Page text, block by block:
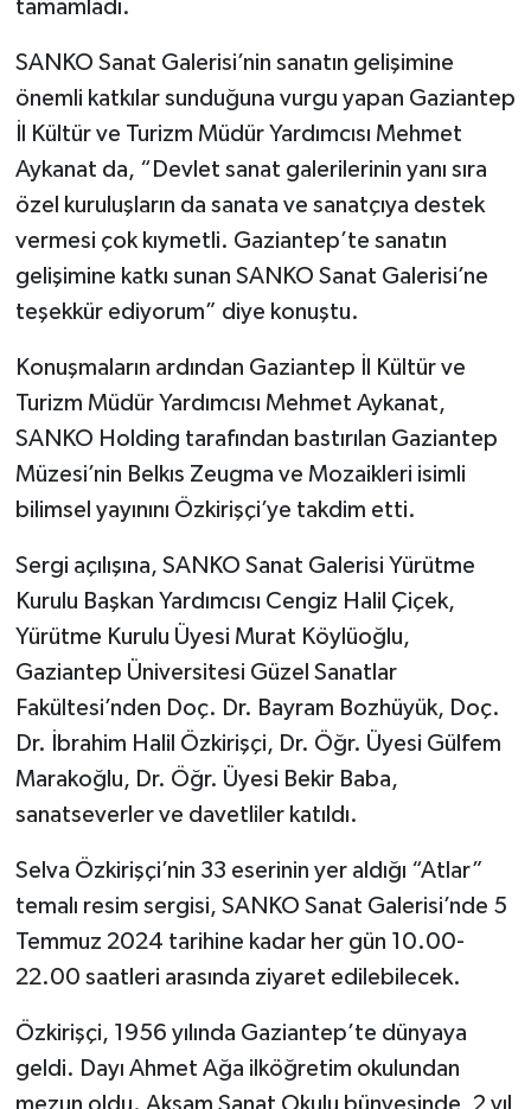
tamamladı.
SANKO Sanat Galerisi’nin sanatın gelişimine
önemli katkılar sunduğuna vurgu yapan Gaziantep
İl Kültür ve Turizm Müdür Yardımcısı Mehmet
Aykanat da, “Devlet sanat galerilerinin yanı sıra
özel kuruluşların da sanata ve sanatçıya destek
vermesi çok kıymetli. Gaziantep’te sanatın
gelişimine katkı sunan SANKO Sanat Galerisi’ne
teşekkür ediyorum” diye konuştu.
Konuşmaların ardından Gaziantep İl Kültür ve
Turizm Müdür Yardımcısı Mehmet Aykanat,
SANKO Holding tarafından bastırılan Gaziantep
Müzesi’nin Belkıs Zeugma ve Mozaikleri isimli
bilimsel yayınını Özkirişçi’ye takdim etti.
Sergi açılışına, SANKO Sanat Galerisi Yürütme
Kurulu Başkan Yardımcısı Cengiz Halil Çiçek,
Yürütme Kurulu Üyesi Murat Köylüoğlu,
Gaziantep Üniversitesi Güzel Sanatlar
Fakültesi’nden Doç. Dr. Bayram Bozhüyük, Doç.
Dr. İbrahim Halil Özkirişçi, Dr. Öğr. Üyesi Gülfem
Marakoğlu, Dr. Öğr. Üyesi Bekir Baba,
sanatseverler ve davetliler katıldı.
Selva Özkirişçi’nin 33 eserinin yer aldığı “Atlar”
temalı resim sergisi, SANKO Sanat Galerisi’nde 5
Temmuz 2024 tarihine kadar her gün 10.00-
22.00 saatleri arasında ziyaret edilebilecek.
Özkirişçi, 1956 yılında Gaziantep’te dünyaya
geldi. Dayı Ahmet Ağa ilköğretim okulundan
mezun oldu. Akşam Sanat Okulu bünyesinde, 2 yıl